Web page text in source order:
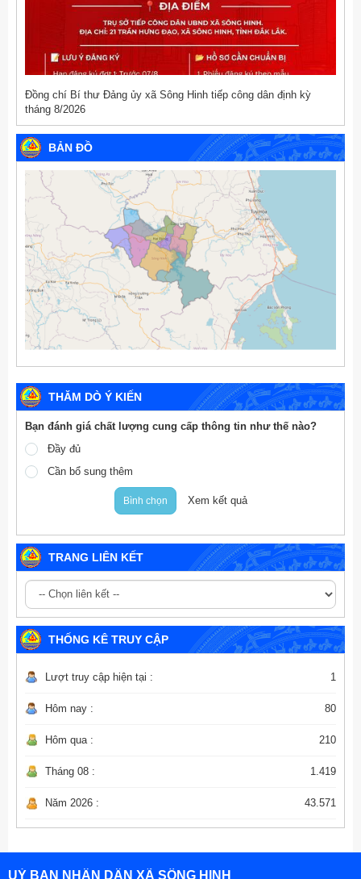
Đồng chí Bí thư Đảng ủy xã Sông Hinh tiếp công dân định kỳ
tháng 8/2026
BẢN ĐỒ
THĂM DÒ Ý KIẾN
Bạn đánh giá chất lượng cung cấp thông tin như thế nào?
Đầy đủ
Cần bổ sung thêm
Bình chọn Xem kết quả
TRANG LIÊN KẾT
THỐNG KÊ TRUY CẬP
Lượt truy cập hiện tại : 1
Hôm nay : 80
Hôm qua : 210
Tháng 08 : 1.419
Năm 2026 : 43.571
UỶ BAN NHÂN DÂN XÃ SÔNG HINH